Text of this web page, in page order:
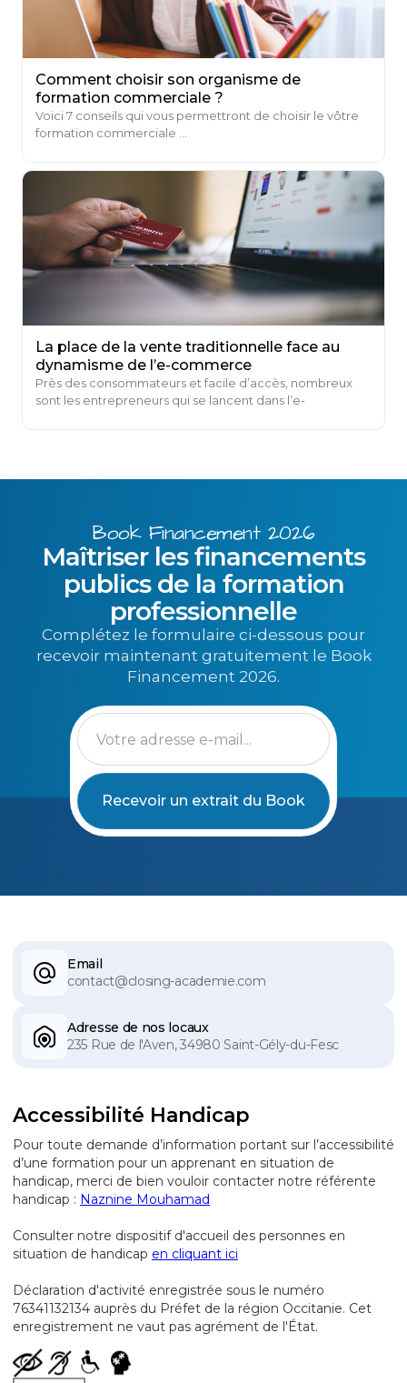
Comment choisir son organisme de
formation commerciale ?
Voici 7 conseils qui vous permettront de choisir le vôtre
formation commerciale ...
La place de la vente traditionnelle face au
dynamisme de l’e-commerce
Près des consommateurs et facile d’accès, nombreux
sont les entrepreneurs qui se lancent dans l’e-
Book Financement 2026
Maîtriser les financements
publics de la formation
professionnelle
Complétez le formulaire ci-dessous pour
recevoir maintenant gratuitement le Book
Financement 2026.
Email
contact@closing-academie.com
Adresse de nos locaux
235 Rue de l'Aven, 34980 Saint-Gély-du-Fesc
Accessibilité Handicap
Pour toute demande d’information portant sur l’accessibilité
d’une formation pour un apprenant en situation de
handicap, merci de bien vouloir contacter notre référente
handicap : Naznine Mouhamad
Consulter notre dispositif d'accueil des personnes en
situation de handicap en cliquant ici
Déclaration d'activité enregistrée sous le numéro
76341132134 auprès du Préfet de la région Occitanie. Cet
enregistrement ne vaut pas agrément de l'État.